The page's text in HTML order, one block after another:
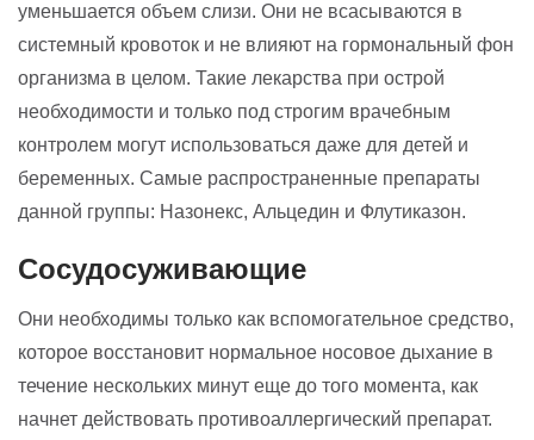
уменьшается объем слизи. Они не всасываются в
системный кровоток и не влияют на гормональный фон
организма в целом. Такие лекарства при острой
необходимости и только под строгим врачебным
контролем могут использоваться даже для детей и
беременных. Самые распространенные препараты
данной группы: Назонекс, Альцедин и Флутиказон.
Сосудосуживающие
Они необходимы только как вспомогательное средство,
которое восстановит нормальное носовое дыхание в
течение нескольких минут еще до того момента, как
начнет действовать противоаллергический препарат.